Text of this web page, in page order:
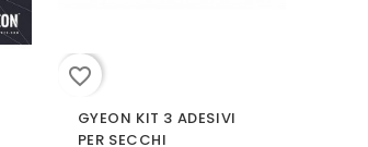
favorite_border
GYEON KIT 3 ADESIVI
PER SECCHI